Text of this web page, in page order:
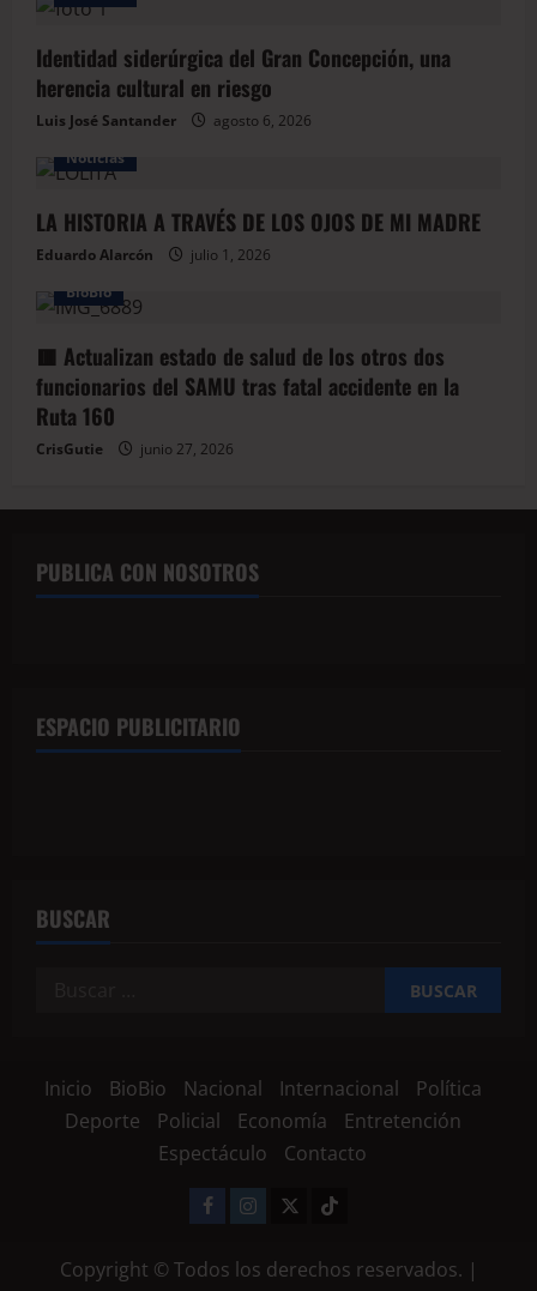
Identidad siderúrgica del Gran Concepción, una
herencia cultural en riesgo
Luis José Santander
agosto 6, 2026
Noticias
LA HISTORIA A TRAVÉS DE LOS OJOS DE MI MADRE
Eduardo Alarcón
julio 1, 2026
BioBio
🟥 Actualizan estado de salud de los otros dos
funcionarios del SAMU tras fatal accidente en la
Ruta 160
CrisGutie junio 27, 2026
PUBLICA CON NOSOTROS
ESPACIO PUBLICITARIO
BUSCAR
Inicio BioBio Nacional Internacional
Política
Deporte
Policial Economía
Entretención
Espectáculo
Contacto
Copyright © Todos los derechos reservados. |